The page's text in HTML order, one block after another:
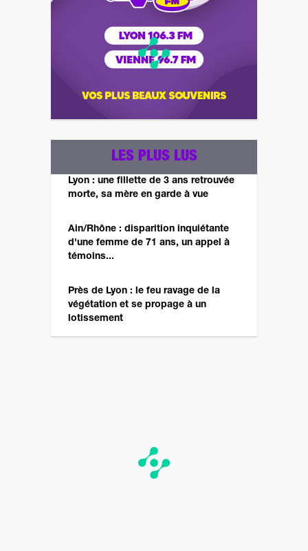
LES PLUS LUS
Lyon : une fillette de 3 ans retrouvée
morte, sa mère en garde à vue
Ain/Rhône : disparition inquiétante
d'une femme de 71 ans, un appel à
témoins...
Près de Lyon : le feu ravage de la
végétation et se propage à un
lotissement